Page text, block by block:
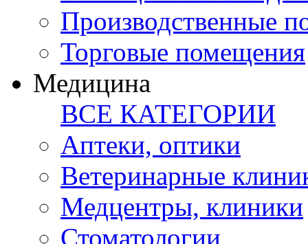
Производственные
Торговые помещения
Медицина
ВСЕ КАТЕГОРИИ
Аптеки, оптики
Ветеринарные
Медцентры, клиники
Стоматологии